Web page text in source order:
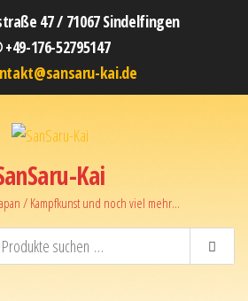
47 / 71067 Sindelfingen
176-52795147
kai.de
Kai
/ Kampfkunst und noch viel mehr…